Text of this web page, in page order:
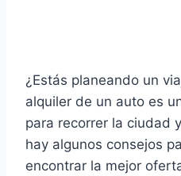
¿Estás planeando un
alquiler de un auto es
para recorrer la ciudad
hay algunos consejos
encontrar la mejor